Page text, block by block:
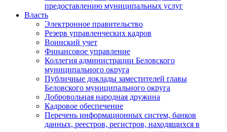
предоставлению муниципальных услуг
Власть
Электронное правительство
Резерв управленческих кадров
Воинский учет
Финансовое управление
Коллегия администрации Беловского
муниципального округа
Публичные доклады заместителей главы
Беловского муниципального округа
Добровольная народная дружина
Кадровое обеспечение
Перечень информационных систем, банков
данных, реестров, регистров, находящихся в